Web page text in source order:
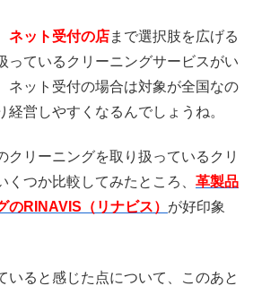
ネット受付の店まで選択肢を広げる
っているクリーニングサービスがい
ネット受付の場合は対象が全国なの
経営しやすくなるんでしょうね。
クリーニングを取り扱っているクリ
くつか比較してみたところ、 革製品
のRINAVIS（リナビス） が好印象
いると感じた点について、このあと